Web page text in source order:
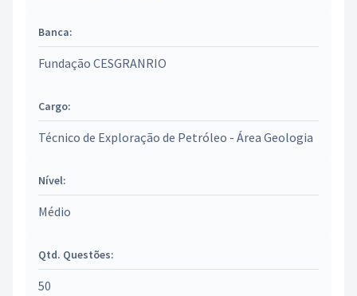
Banca:
Fundação CESGRANRIO
Cargo:
Técnico de Exploração de Petróleo - Área Geologia
Nível:
Médio
Qtd. Questões:
50